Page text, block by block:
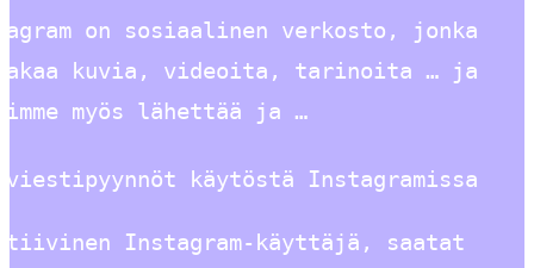
on sosiaalinen verkosto, jonka
jakaa kuvia, videoita, tarinoita … ja
myös lähettää ja …
käytöstä Instagramissa
Instagram-käyttäjä, saatat